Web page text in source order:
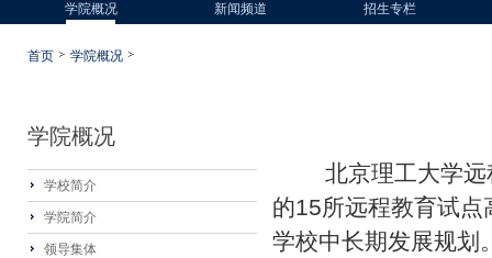
学院概况 新闻频道 招生专栏
首页 学院概况
学院概况
学校简介
学院简介
领导集体
北京理工大学远
的15所远程教育试
学校中长期发展规划